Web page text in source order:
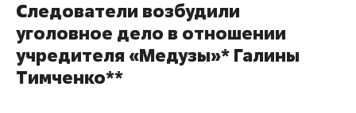
Следователи возбудили
уголовное дело в отношении
учредителя «Медузы»* Галины
Тимченко**